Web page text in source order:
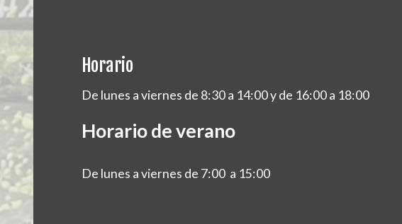
Horario
De lunes a viernes de 8:30 a 14:00 y de 16:00 a 18:00
Horario de verano
De lunes a viernes de 7:00 a 15:00